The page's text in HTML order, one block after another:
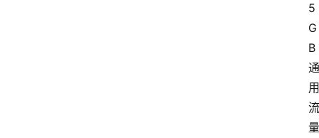
5
G
B
通
用
流
量